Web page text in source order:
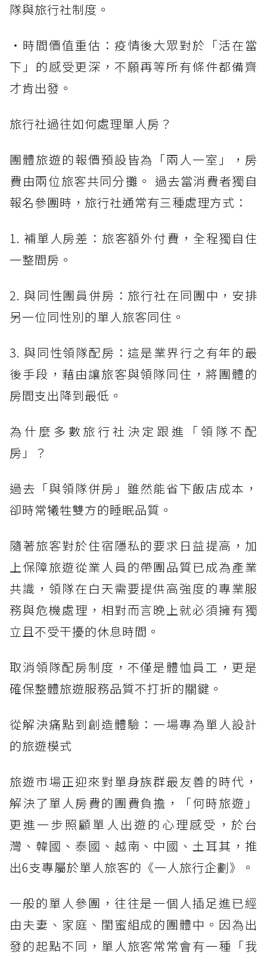
隊與旅行社制度。
・時間價值重估：疫情後大眾對於「活在當
下」的感受更深，不願再等所有條件都備齊
才肯出發。
旅行社過往如何處理單人房？
團體旅遊的報價預設皆為「兩人一室」，房
費由兩位旅客共同分攤。 過去當消費者獨自
報名參團時，旅行社通常有三種處理方式：
1. 補單人房差：旅客額外付費，全程獨自住
一整間房。
2. 與同性團員併房：旅行社在同團中，安排
另一位同性別的單人旅客同住。
3. 與同性領隊配房：這是業界行之有年的最
後手段，藉由讓旅客與領隊同住，將團體的
房間支出降到最低。
為什麼多數旅行社決定跟進「領隊不配
房」？
過去「與領隊併房」雖然能省下飯店成本，
卻時常犧牲雙方的睡眠品質。
隨著旅客對於住宿隱私的要求日益提高，加
上保障旅遊從業人員的帶團品質已成為產業
共識，領隊在白天需要提供高強度的專業服
務與危機處理，相對而言晚上就必須擁有獨
立且不受干擾的休息時間。
取消領隊配房制度，不僅是體恤員工，更是
確保整體旅遊服務品質不打折的關鍵。
從解決痛點到創造體驗：一場專為單人設計
的旅遊模式
旅遊市場正迎來對單身族群最友善的時代，
解決了單人房費的團費負擔，「何時旅遊」
更進一步照顧單人出遊的心理感受，於台
灣、韓國、泰國、越南、中國、土耳其，推
出6支專屬於單人旅客的《一人旅行企劃》。
一般的單人參團，往往是一個人插足進已經
由夫妻、家庭、閨蜜組成的團體中。因為出
發的起點不同，單人旅客常常會有一種「我